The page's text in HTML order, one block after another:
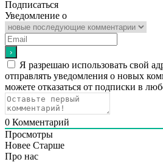
Подписаться
Уведомление о
Я разрешаю использовать свой
отправлять уведомления о новых
можете отказаться от подписки в
0 Комментарий
Просмотры
Новее Старше
Про нас